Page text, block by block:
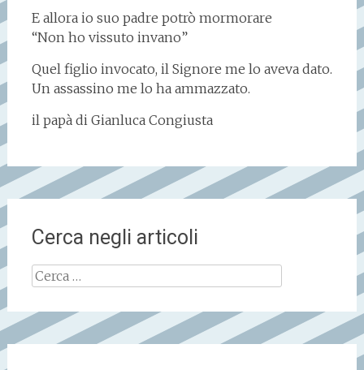
E allora io suo padre potrò mormorare
“Non ho vissuto invano”
Quel figlio invocato, il Signore me lo aveva dato.
Un assassino me lo ha ammazzato.
il papà di Gianluca Congiusta
Cerca negli articoli
Ricerca